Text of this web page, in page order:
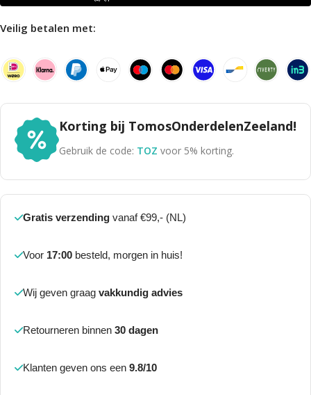
Veilig betalen met:
Korting bij TomosOnderdelenZeeland!
Gebruik de code: TOZ voor 5% korting.
Gratis verzending vanaf €99,- (NL)
Voor 17:00 besteld, morgen in huis!
Wij geven graag vakkundig advies
Retourneren binnen 30 dagen
Klanten geven ons een 9.8/10